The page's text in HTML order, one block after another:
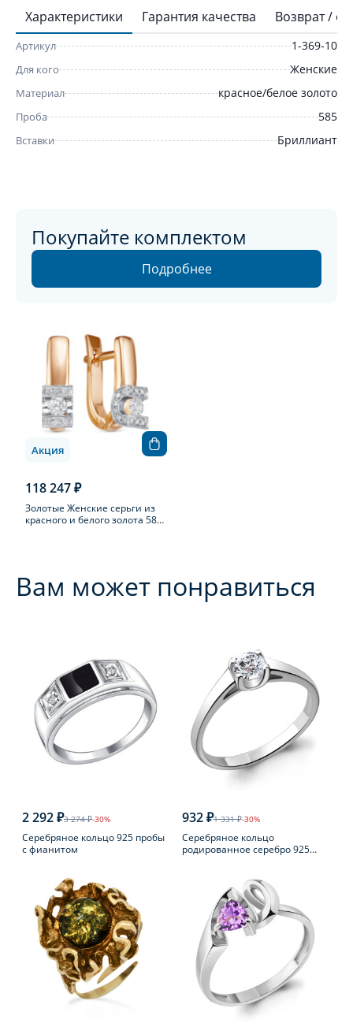
Характеристики Гарантия качества Возврат /
Артикул 1-369-10
Для кого Женские
Материал красное/белое золото
Проба 585
Вставки Бриллиант
Покупайте комплектом
Подробнее
118 247 ₽
Золотые Женские серьги из
красного и белого золота 585
Акция
Вам может понравиться
2 292 ₽3 274 ₽-30%
Серебряное кольцо 925 пробы
с фианитом
932 ₽1 331 ₽-30%
Серебряное кольцо
родированное серебро 925